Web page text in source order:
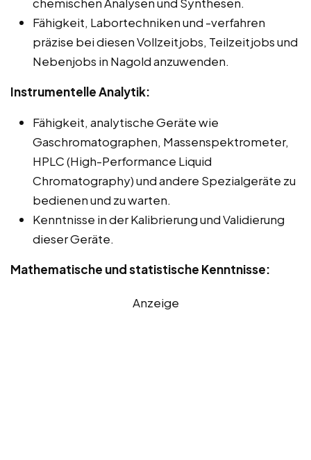
Fähigkeit, Labortechniken und -verfahren
präzise bei diesen Vollzeitjobs, Teilzeitjobs und
Nebenjobs in Nagold anzuwenden.
Instrumentelle Analytik:
Fähigkeit, analytische Geräte wie
Gaschromatographen, Massenspektrometer,
HPLC (High-Performance Liquid
Chromatography) und andere Spezialgeräte zu
bedienen und zu warten.
Kenntnisse in der Kalibrierung und Validierung
dieser Geräte.
Mathematische und statistische Kenntnisse:
Anzeige